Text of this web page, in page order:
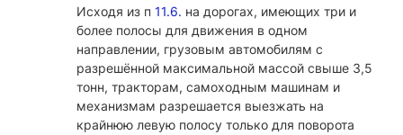
Исходя из п 11.6. на дорогах, имеющих три и
более полосы для движения в одном
направлении, грузовым автомобилям с
разрешённой максимальной массой свыше 3,5
тонн, тракторам, самоходным машинам и
механизмам разрешается выезжать на
крайнюю левую полосу только для поворота